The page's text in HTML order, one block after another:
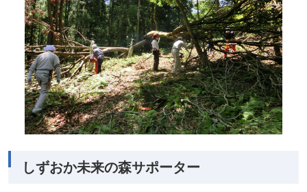
しずおか未来の森サポーター